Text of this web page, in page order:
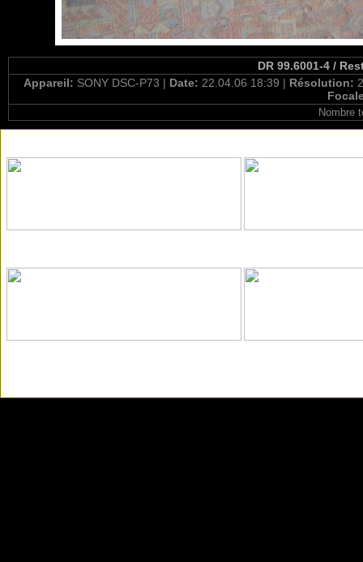
DR 99.6001-4 /
Appareil: SONY DSC-P73 | Date: 22.04.06 18:39 | Résolution:
Nombre